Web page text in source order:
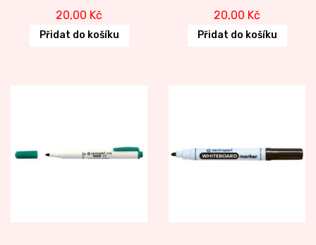
20,00 Kč
Přidat do košíku
20,00 Kč
Přidat do košíku